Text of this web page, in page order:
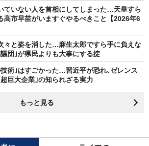
ていない人を首相にしてしまった…天皇すら
高市早苗がいますぐやるべきこと【2026年6
々と姿を消した…麻生太郎ですら手に負えな
団｣が県民よりも大事にする掟
術｣はすごかった…習近平が恐れ､ゼレンス
巨大企業｣の知られざる実力
もっと見る